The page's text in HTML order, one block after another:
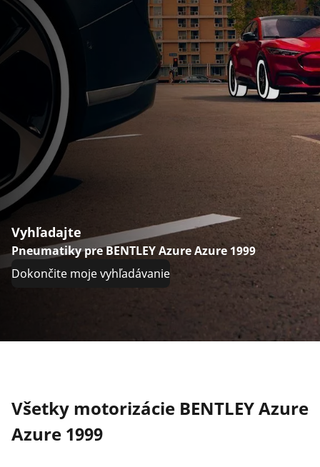
Vyhľadajte
Pneumatiky pre BENTLEY Azure Azure 1999
Dokončite moje vyhľadávanie
Všetky motorizácie BENTLEY Azure
Azure 1999